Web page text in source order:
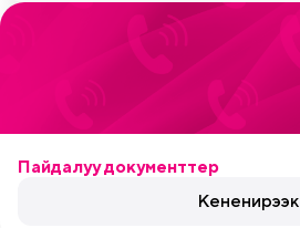
Пайдалуу документтер
Кененирээк